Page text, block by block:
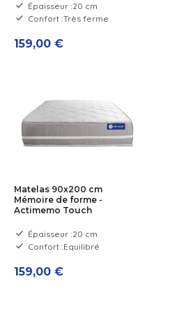
Épaisseur :20 cm
Confort :Très ferme
159,00 €
Matelas 90x200 cm
Mémoire de forme -
Actimemo Touch
Épaisseur :20 cm
Confort :Equilibré
159,00 €